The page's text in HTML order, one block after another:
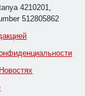
4210201,
512805862